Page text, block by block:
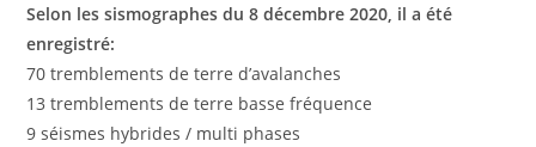
Selon les sismographes du 8 décembre 2020, il a été
enregistré:
70 tremblements de terre d’avalanches
13 tremblements de terre basse fréquence
9 séismes hybrides / multi phases